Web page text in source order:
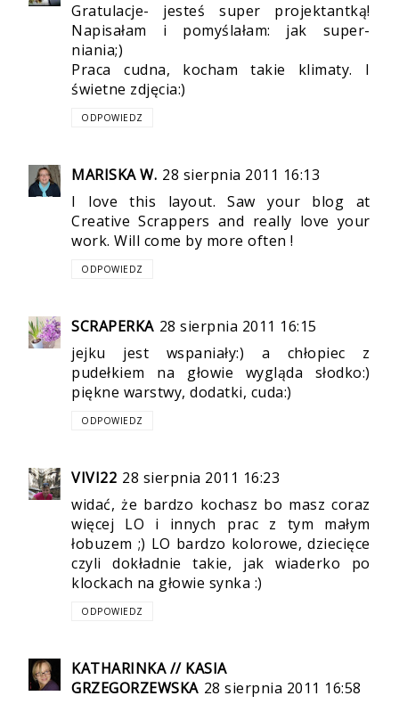
Gratulacje- jesteś super projektantką!
Napisałam i pomyślałam: jak super-
niania;)
Praca cudna, kocham takie klimaty. I
świetne zdjęcia:)
ODPOWIEDZ
MARISKA W. 28 sierpnia 2011 16:13
I love this layout. Saw your blog at
Creative Scrappers and really love your
work. Will come by more often !
ODPOWIEDZ
SCRAPERKA 28 sierpnia 2011 16:15
jejku jest wspaniały:) a chłopiec z
pudełkiem na głowie wygląda słodko:)
piękne warstwy, dodatki, cuda:)
ODPOWIEDZ
VIVI22 28 sierpnia 2011 16:23
widać, że bardzo kochasz bo masz coraz
więcej LO i innych prac z tym małym
łobuzem ;) LO bardzo kolorowe, dziecięce
czyli dokładnie takie, jak wiaderko po
klockach na głowie synka :)
ODPOWIEDZ
KATHARINKA // KASIA
GRZEGORZEWSKA 28 sierpnia 2011 16:58